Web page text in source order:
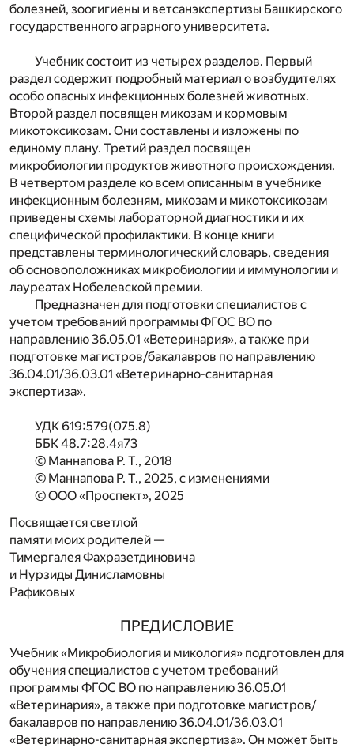
болезней, зоогигиены и ветсанэкспертизы Башкирского
государственного аграрного университета.
Учебник состоит из четырех разделов. Первый
раздел содержит подробный материал о возбудителях
особо опасных инфекционных болезней животных.
Второй раздел посвящен микозам и кормовым
микотоксикозам. Они составлены и изложены по
единому плану. Третий раздел посвящен
микробиологии продуктов животного происхождения.
В четвертом разделе ко всем описанным в учебнике
инфекционным болезням, микозам и микотоксикозам
приведены схемы лабораторной диагностики и их
специфической профилактики. В конце книги
представлены терминологический словарь, сведения
об основоположниках микробиологии и иммунологии и
лауреатах Нобелевской премии.
Предназначен для подготовки специалистов с
учетом требований программы ФГОС ВО по
направлению 36.05.01 «Ветеринария», а также при
подготовке магистров/бакалавров по направлению
36.04.01/36.03.01 «Ветеринарно-санитарная
экспертиза».
УДК 619:579(075.8)
ББК 48.7:28.4я73
© Маннапова Р. Т., 2018
© Маннапова Р. Т., 2025, с изменениями
© ООО «Проспект», 2025
Посвящается светлой
памяти моих родителей —
Тимергалея Фахразетдиновича
и Нурзиды Динисламовны
Рафиковых
ПРЕДИСЛОВИЕ
Учебник «Микробиология и микология» подготовлен для
обучения специалистов с учетом требований
программы ФГОС ВО по направлению 36.05.01
«Ветеринария», а также при подготовке магистров/
бакалавров по направлению 36.04.01/36.03.01
«Ветеринарно-санитарная экспертиза». Он может быть